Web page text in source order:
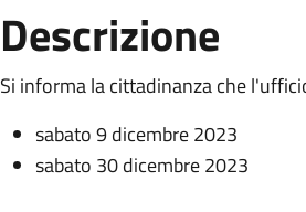
Descrizione
Si informa la cittadinanza che
sabato 9 dicembre 2023
sabato 30 dicembre 2023